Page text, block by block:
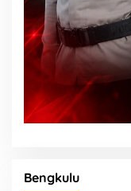
Bengkulu